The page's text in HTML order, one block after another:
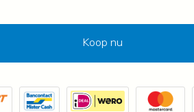
Koop nu